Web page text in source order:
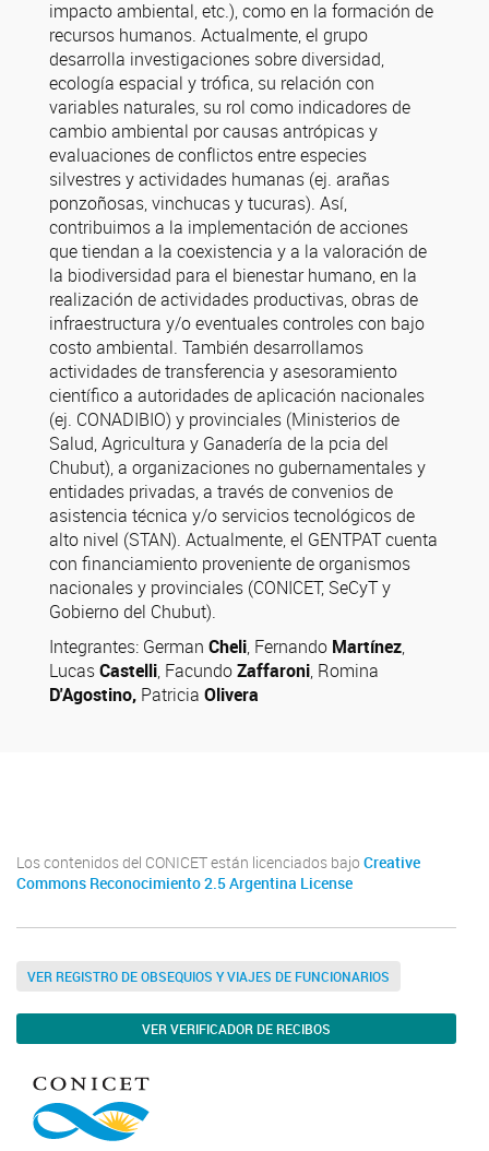
impacto ambiental, etc.), como en la formación de
recursos humanos. Actualmente, el grupo
desarrolla investigaciones sobre diversidad,
ecología espacial y trófica, su relación con
variables naturales, su rol como indicadores de
cambio ambiental por causas antrópicas y
evaluaciones de conflictos entre especies
silvestres y actividades humanas (ej. arañas
ponzoñosas, vinchucas y tucuras). Así,
contribuimos a la implementación de acciones
que tiendan a la coexistencia y a la valoración de
la biodiversidad para el bienestar humano, en la
realización de actividades productivas, obras de
infraestructura y/o eventuales controles con bajo
costo ambiental. También desarrollamos
actividades de transferencia y asesoramiento
científico a autoridades de aplicación nacionales
(ej. CONADIBIO) y provinciales (Ministerios de
Salud, Agricultura y Ganadería de la pcia del
Chubut), a organizaciones no gubernamentales y
entidades privadas, a través de convenios de
asistencia técnica y/o servicios tecnológicos de
alto nivel (STAN). Actualmente, el GENTPAT cuenta
con financiamiento proveniente de organismos
nacionales y provinciales (CONICET, SeCyT y
Gobierno del Chubut).
Integrantes: German Cheli, Fernando Martínez,
LucasCastelli, FacundoZaffaroni, Romina
D'Agostino, Patricia Olivera
Los contenidos del CONICET están licenciados bajo Creative
Commons Reconocimiento 2.5 Argentina License
VER REGISTRO DE OBSEQUIOS Y VIAJES DE FUNCIONARIOS
VER VERIFICADOR DE RECIBOS